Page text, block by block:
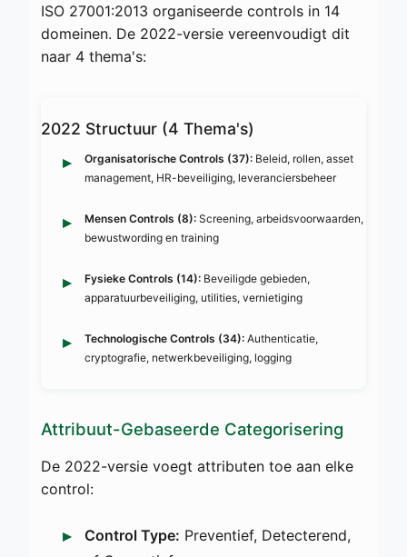
ISO 27001:2013 organiseerde controls in 14
domeinen. De 2022-versie vereenvoudigt dit
naar 4 thema's:
2022 Structuur (4 Thema's)
Organisatorische Controls (37): Beleid, rollen, asset
management, HR-beveiliging, leveranciersbeheer
Mensen Controls (8): Screening, arbeidsvoorwaarden,
bewustwording en training
Fysieke Controls (14): Beveiligde gebieden,
apparatuurbeveiliging, utilities, vernietiging
Technologische Controls (34): Authenticatie,
cryptografie, netwerkbeveiliging, logging
Attribuut-Gebaseerde Categorisering
De 2022-versie voegt attributen toe aan elke
control:
Control Type: Preventief, Detecterend,